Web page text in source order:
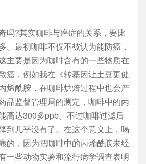
吗?其实咖啡与癌症的关系，要比
。最初咖啡不仅不被认为能防癌，
主要是因为咖啡含有的一些物质在
癌，例如我在《转基因让土豆更健
烯酰胺，在咖啡烘焙过程中也会产
品监督管理局的测定，咖啡中的丙
高达300多ppb。不过咖啡过滤后
到几乎没有了。在这个意义上，喝
的，因为把咖啡中的丙烯酰胺未经
一些动物实验和流行病学调查表明